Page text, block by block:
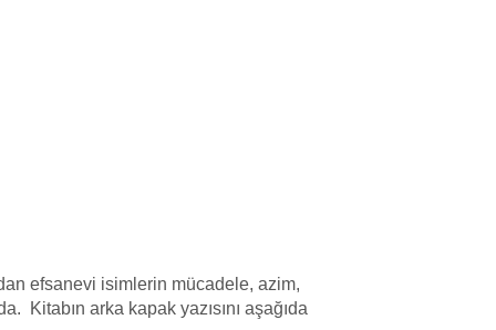
efsanevi isimlerin mücadele, azim,
Kitabın arka kapak yazısını aşağıda